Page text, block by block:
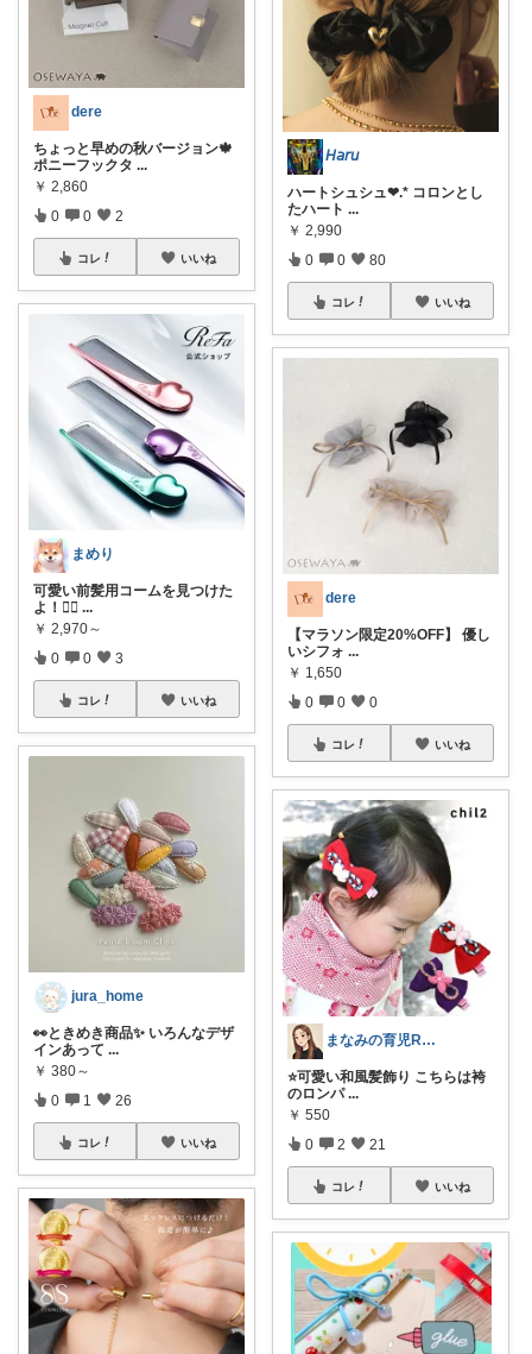
dere
ちょっと早めの秋バージョン🍁
ポニーフックタ ...
￥ 2,860
0 0 2
コレ いいね
まめり
可愛い前髪用コームを見つけた
よ！💇‍♀️ ...
￥ 2,970～
0 0 3
コレ いいね
jura_home
👀ときめき商品✨ いろんなデザ
インあって ...
￥ 380～
0 1 26
コレ いいね
𝘏𝘢𝘳𝘶
ハートシュシュ❤︎.* コロンとし
たハート ...
￥ 2,990
0 0 80
コレ いいね
dere
【マラソン限定20%OFF】 優し
いシフォ ...
￥ 1,650
0 0 0
コレ いいね
まなみの育児ROOM
⭐️可愛い和風髪飾り こちらは袴
のロンパ ...
￥ 550
0 2 21
コレ いいね